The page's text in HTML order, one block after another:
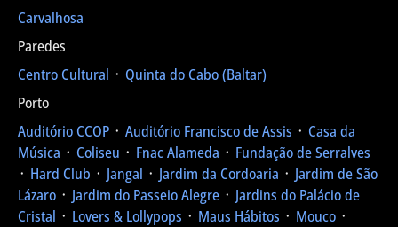
Carvalhosa
Paredes
Centro Cultural ᛫ Quinta do Cabo (Baltar)
Porto
Auditório CCOP ᛫ Auditório Francisco de Assis ᛫ Casa da
Música ᛫ Coliseu ᛫ Fnac Alameda ᛫ Fundação de Serralves
᛫ Hard Club ᛫ Jangal ᛫ Jardim da Cordoaria ᛫ Jardim de São
Lázaro ᛫ Jardim do Passeio Alegre ᛫ Jardins do Palácio de
Cristal ᛫ Lovers & Lollypops ᛫ Maus Hábitos ᛫ Mouco ᛫